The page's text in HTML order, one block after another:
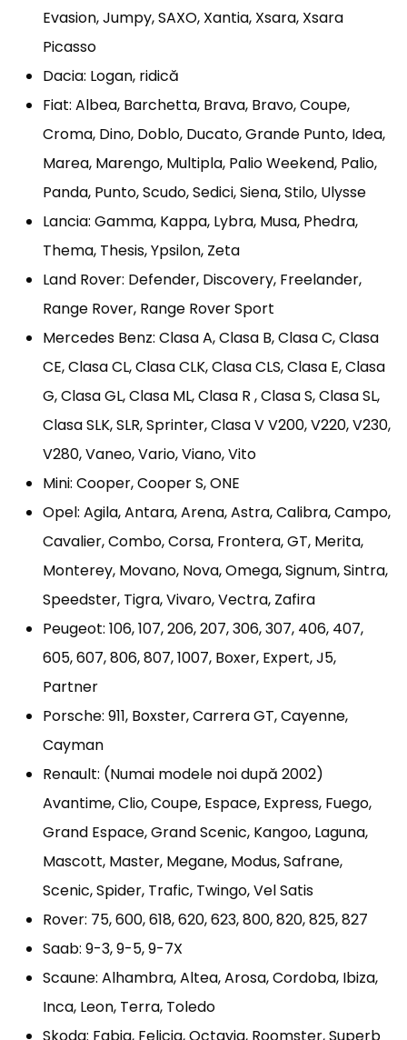
Evasion, Jumpy, SAXO, Xantia, Xsara, Xsara
Picasso
Dacia: Logan, ridică
Fiat: Albea, Barchetta, Brava, Bravo, Coupe,
Croma, Dino, Doblo, Ducato, Grande Punto, Idea,
Marea, Marengo, Multipla, Palio Weekend, Palio,
Panda, Punto, Scudo, Sedici, Siena, Stilo, Ulysse
Lancia: Gamma, Kappa, Lybra, Musa, Phedra,
Thema, Thesis, Ypsilon, Zeta
Land Rover: Defender, Discovery, Freelander,
Range Rover, Range Rover Sport
Mercedes Benz: Clasa A, Clasa B, Clasa C, Clasa
CE, Clasa CL, Clasa CLK, Clasa CLS, Clasa E, Clasa
G, Clasa GL, Clasa ML, Clasa R , Clasa S, Clasa SL,
Clasa SLK, SLR, Sprinter, Clasa V V200, V220, V230,
V280, Vaneo, Vario, Viano, Vito
Mini: Cooper, Cooper S, ONE
Opel: Agila, Antara, Arena, Astra, Calibra, Campo,
Cavalier, Combo, Corsa, Frontera, GT, Merita,
Monterey, Movano, Nova, Omega, Signum, Sintra,
Speedster, Tigra, Vivaro, Vectra, Zafira
Peugeot: 106, 107, 206, 207, 306, 307, 406, 407,
605, 607, 806, 807, 1007, Boxer, Expert, J5,
Partner
Porsche: 911, Boxster, Carrera GT, Cayenne,
Cayman
Renault: (Numai modele noi după 2002)
Avantime, Clio, Coupe, Espace, Express, Fuego,
Grand Espace, Grand Scenic, Kangoo, Laguna,
Mascott, Master, Megane, Modus, Safrane,
Scenic, Spider, Trafic, Twingo, Vel Satis
Rover: 75, 600, 618, 620, 623, 800, 820, 825, 827
Saab: 9-3, 9-5, 9-7X
Scaune: Alhambra, Altea, Arosa, Cordoba, Ibiza,
Inca, Leon, Terra, Toledo